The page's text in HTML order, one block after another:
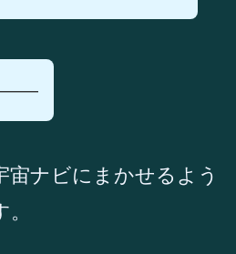
宙ナビにまかせるよう